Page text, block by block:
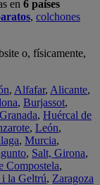
en 6 países
, colchones
o, físicamente,
, Alfafar, Alicante,
, Burjassot,
Granada, Huércal de
, León,
, Murcia,
, Salt, Girona,
Compostela,
la Geltrú, Zaragoza